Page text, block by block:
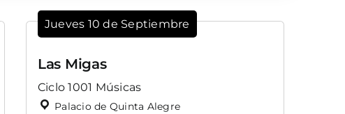
Jueves 10 de Septiembre
Las Migas
Ciclo 1001 Músicas
Palacio de Quinta Alegre